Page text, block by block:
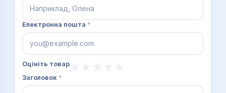
Електронна пошта *
Оцініть товар
Заголовок *